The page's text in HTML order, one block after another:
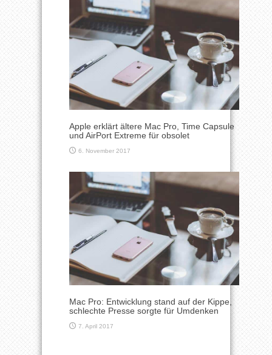
Apple erklärt ältere Mac Pro, Time Capsule
und AirPort Extreme für obsolet
6. November 2017
Mac Pro: Entwicklung stand auf der Kippe,
schlechte Presse sorgte für Umdenken
7. April 2017